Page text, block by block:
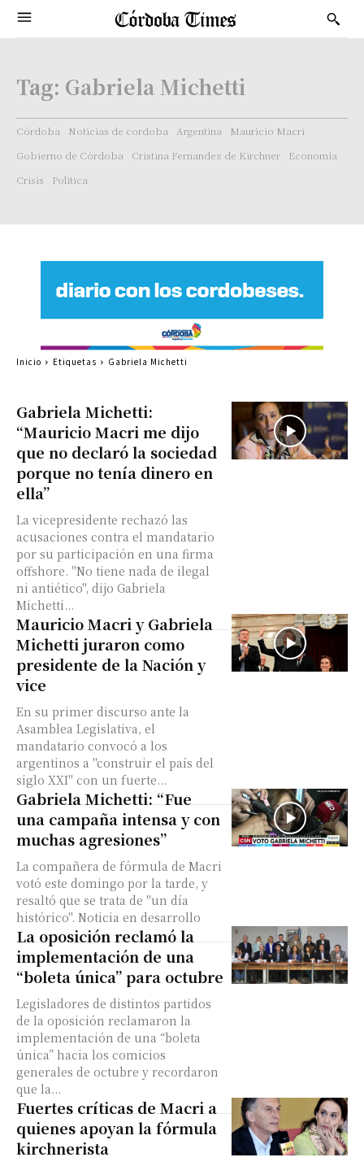
Tag: Gabriela Michetti
Córdoba Noticias de cordoba Argentina
Mauricio Macri
Gobierno de Córdoba
Cristina Fernandez de Kirchner
Economía
Crisis
Politica
Gabriela Michetti:
“Mauricio Macri me dijo
que no declaró la sociedad
porque no tenía dinero en
ella”
La vicepresidente rechazó las
acusaciones contra el mandatario
por su participación en una firma
offshore. "No tiene nada de ilegal
ni antiético", dijo Gabriela
Michetti...
Mauricio Macri y Gabriela
Michetti juraron como
presidente de la Nación y
vice
En su primer discurso ante la
Asamblea Legislativa, el
mandatario convocó a los
argentinos a "construir el país del
siglo XXI" con un fuerte...
Gabriela Michetti: “Fue
una campaña intensa y con
muchas agresiones”
La compañera de fórmula de Macri
votó este domingo por la tarde, y
resaltó que se trata de "un día
histórico". Noticia en desarrollo
La oposición reclamó la
implementación de una
“boleta única” para octubre
Legisladores de distintos partidos
de la oposición reclamaron la
implementación de una “boleta
única” hacia los comicios
generales de octubre y recordaron
que la...
Fuertes críticas de Macri a
quienes apoyan la fórmula
kirchnerista
Inicio Etiquetas Gabriela Michetti